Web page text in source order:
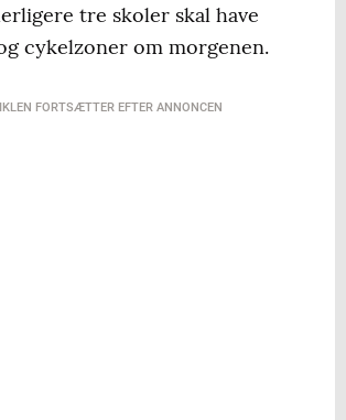
tre skoler skal have
cykelzoner om morgenen.
FORTSÆTTER EFTER ANNONCEN